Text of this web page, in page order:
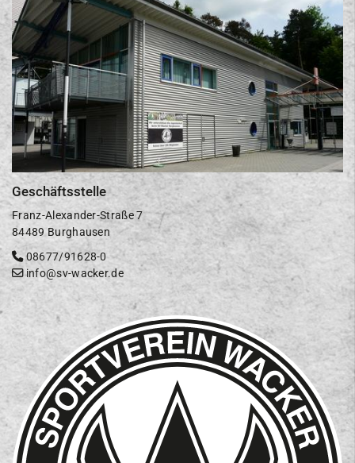
Geschäftsstelle
Franz-Alexander-Straße 7
84489 Burghausen
08677/91628-0
info@sv-wacker.de